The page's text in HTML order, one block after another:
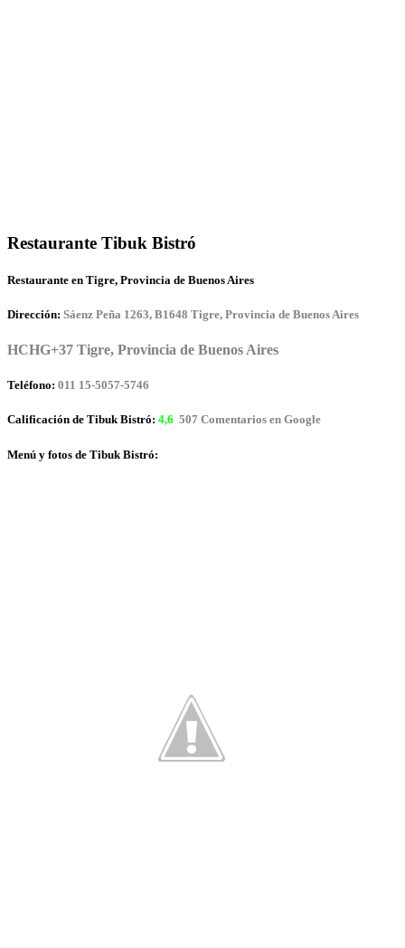
Restaurante Tibuk Bistró
Restaurante en Tigre, Provincia de Buenos Aires
Dirección: Sáenz Peña 1263, B1648 Tigre, Provincia de Buenos Aires
HCHG+37 Tigre, Provincia de Buenos Aires
Teléfono: 011 15-5057-5746
Calificación de Tibuk Bistró: 4,6 507 Comentarios en Google
Menú y fotos de Tibuk Bistró: